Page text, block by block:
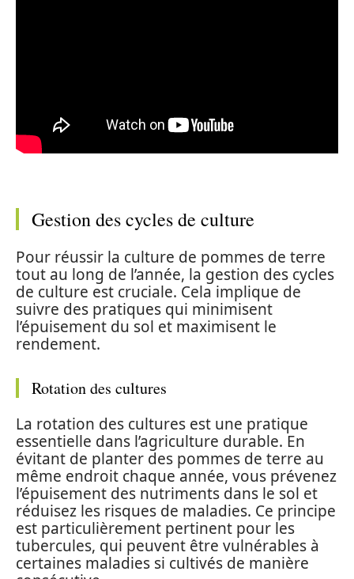
Gestion des cycles de culture
Pour réussir la culture de pommes de terre
tout au long de l’année, la gestion des cycles
de culture est cruciale. Cela implique de
suivre des pratiques qui minimisent
l’épuisement du sol et maximisent le
rendement.
Rotation des cultures
La rotation des cultures est une pratique
essentielle dans l’agriculture durable. En
évitant de planter des pommes de terre au
même endroit chaque année, vous prévenez
l’épuisement des nutriments dans le sol et
réduisez les risques de maladies. Ce principe
est particulièrement pertinent pour les
tubercules, qui peuvent être vulnérables à
certaines maladies si cultivés de manière